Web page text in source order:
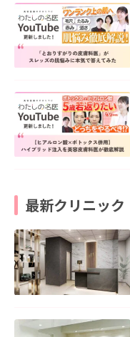
最新クリニック